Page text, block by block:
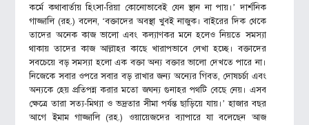
কর্মে কথাবার্তায় হিংসা-রিয়া কোনোভাবেই যেন স্থান না পায়।’ দার্শনিক
গাজ্জালি (রহ.) বলেন, ‘বক্তাদের অবস্থা খুবই নাজুক। বাইরের দিক থেকে
তাদের অনেক কাজ ভালো এবং কল্যাণকর মনে হলেও নিয়তে সমস্যা
থাকায় তাদের কাজ আল্লাহর কাছে খারাপভাবে লেখা হচ্ছে। বক্তাদের
সবচেয়ে বড় সমস্যা হলো এক বক্তা অন্য বক্তার ভালো দেখতে পারে না।
নিজেকে সবার ওপরে সবার বড় রাখার জন্য অন্যের গিবত, দোষচর্চা এবং
অন্যকে হেয় প্রতিপন্ন করার মতো জঘন্য গুনাহর পথটি বেছে নেয়। এসব
ক্ষেত্রে তারা সত্য-মিথ্যা ও ভদ্রতার সীমা পর্যন্ত ছাড়িয়ে যায়।’ হাজার বছর
আগে ইমাম গাজ্জালি (রহ.) ওয়ায়েজদের ব্যাপারে যা বলেছেন আজ